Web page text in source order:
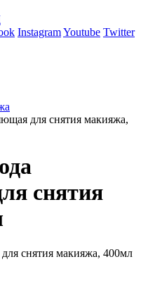
InstagramYoutube Twitter
для снятия макияжа,
снятия
снятия макияжа, 400мл